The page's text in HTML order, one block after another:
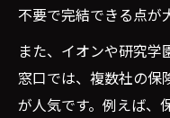
不要で完結できる点が
また、イオンや研究
窓口では、複数社の保
が人気です。例えば、